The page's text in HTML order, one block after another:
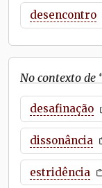
desencontro
No contexto de
desafinação
dissonância
estridência